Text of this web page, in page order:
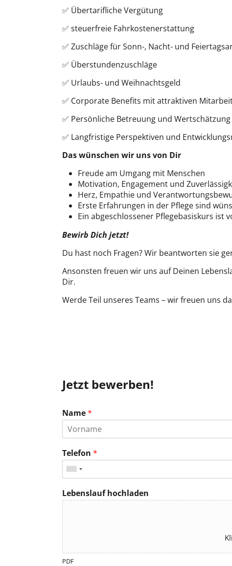
✅ Übertarifliche Vergütung
✅ steuerfreie Fahrkostenerstattung
✅ Zuschläge für Sonn-, Nacht- und
✅ Überstundenzuschläge
✅ Urlaubs- und Weihnachtsgeld
✅ Corporate Benefits mit attraktiven
✅ Persönliche Betreuung und Wertschätzung
✅ Langfristige Perspektiven und
Das wünschen wir uns von Dir
Freude am Umgang mit Menschen
Motivation, Engagement und
Herz, Empathie und
Erste Erfahrungen in der Pflege sind
Ein abgeschlossener Pflegebasiskurs
Bewirb Dich jetzt!
Du hast noch Fragen? Wir beantworten sie
Ansonsten freuen wir uns auf Deinen
Dir.
Werde Teil unseres Teams – wir freuen uns
Jetzt bewerben!
Name*
Telefon *
Lebenslauf hochladen
PDF